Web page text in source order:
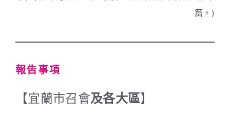
篇。)
報告事項
【宜蘭市召會及各大區】